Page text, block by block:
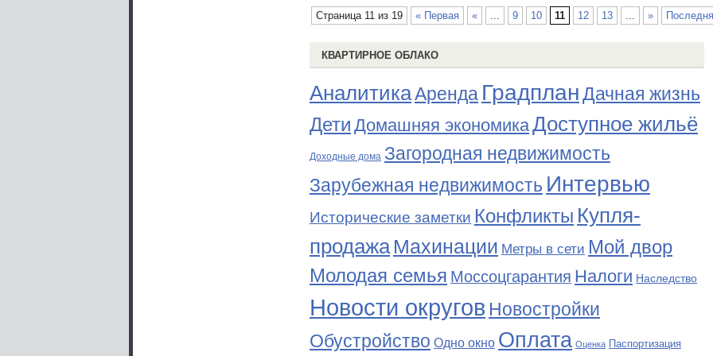
Страница 11 из 19 « Первая « ... 9 10 11 12 13 ... »
КВАРТИРНОЕ ОБЛАКО
АналитикаАренда ГрадпланДачная жизнь
Дети Домашняя экономикаДоступное жильё
Доходные дома Загородная недвижимость
Зарубежная недвижимость Интервью
Исторические заметки Конфликты Купля-
продажа Махинации Метры в сети Мой двор
Молодая семья Моссоцгарантия Налоги Наследство
Новости округов Новостройки
Обустройство Одно окно Оплата Оценка Паспортизация